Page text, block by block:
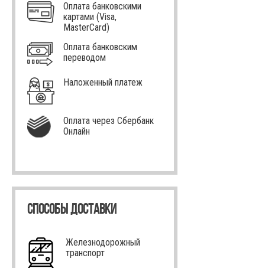
Оплата банковскими
картами (Visa,
MasterCard)
Оплата банковским
переводом
Наложенный платеж
Оплата через Сбербанк
Онлайн
СПОСОБЫ ДОСТАВКИ
Железнодорожный
транспорт